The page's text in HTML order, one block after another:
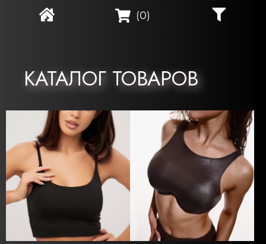
(0)
КАТАЛОГ ТОВАРОВ